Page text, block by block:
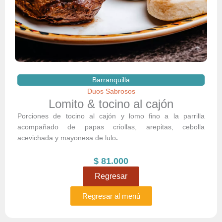
Barranquilla
Duos Sabrosos
Lomito & tocino al cajón
Porciones de tocino al cajón y lomo fino a la parrilla
acompañado de papas criollas, arepitas, cebolla
acevichada y mayonesa de lulo.
$ 81.000
Regresar
Regresar al menú